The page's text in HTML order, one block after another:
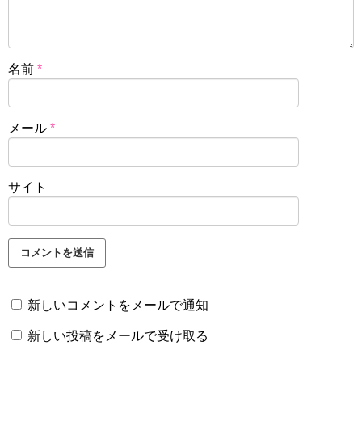
名前 *
メール *
サイト
新しいコメントをメールで通知
新しい投稿をメールで受け取る